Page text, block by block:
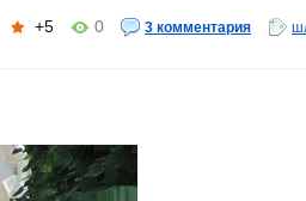
+5 0 3 комментария